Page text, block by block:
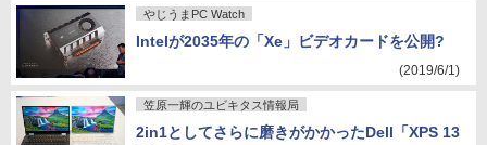
やじうまPC Watch
Intelが2035年の「Xe」ビデオカードを公開?
(2019/6/1)
笠原一輝のユビキタス情報局
2in1としてさらに磨きがかかったDell「XPS 13